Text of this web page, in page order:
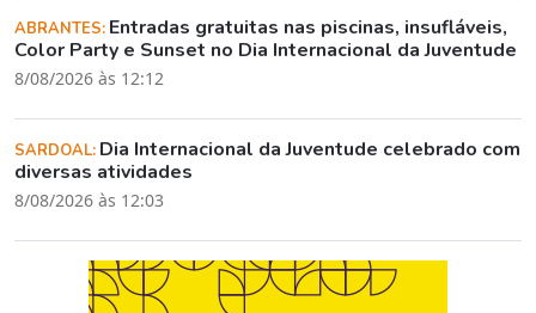
ABRANTES: Entradas gratuitas nas piscinas, insufláveis,
Color Party e Sunset no Dia Internacional da Juventude
8/08/2026 às 12:12
SARDOAL: Dia Internacional da Juventude celebrado com
diversas atividades
8/08/2026 às 12:03